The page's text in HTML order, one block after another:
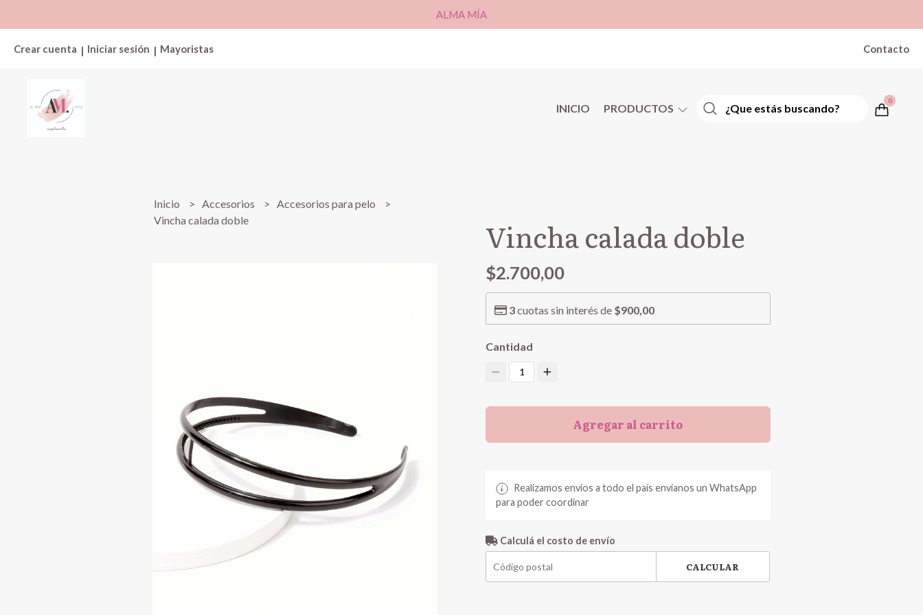
ALMA MÍA
Crear cuenta | Iniciar sesión | Mayoristas Contacto
INICIO PRODUCTOS
0
Inicio Accesorios
Accesorios para pelo
Vincha calada doble
Vincha calada doble
$2.700,00
3cuotas sin interés de $900,00
Cantidad
1
Agregar al carrito
Realizamos envíos a todo el país envíanos un WhatsApp
para poder coordinar
Calculá el costo de envío
CALCULAR